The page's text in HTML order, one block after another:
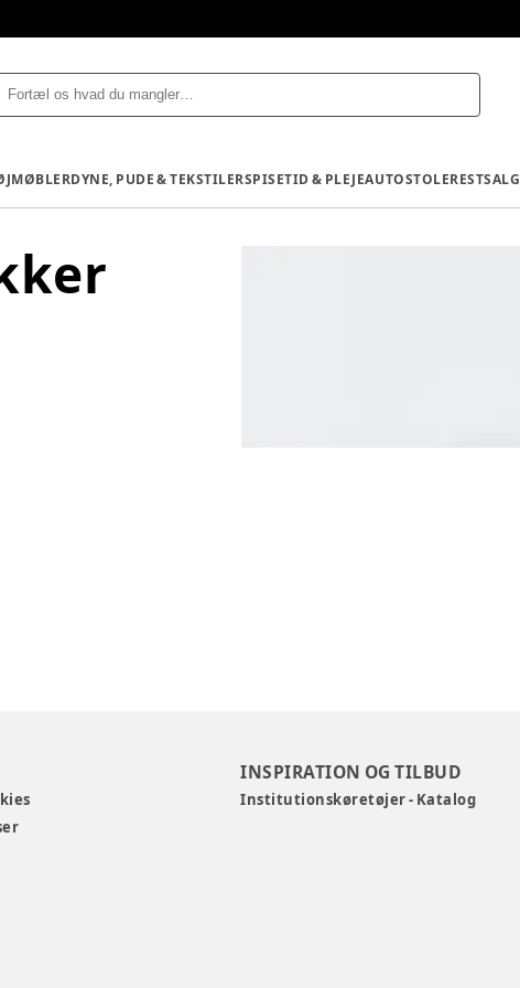
MØBLERDYNE, PUDE & TEKSTILERSPISETID & PLEJEAUTOSTOLERESTSALG
INSPIRATION OG TILBUD
Institutionskøretøjer - Katalog